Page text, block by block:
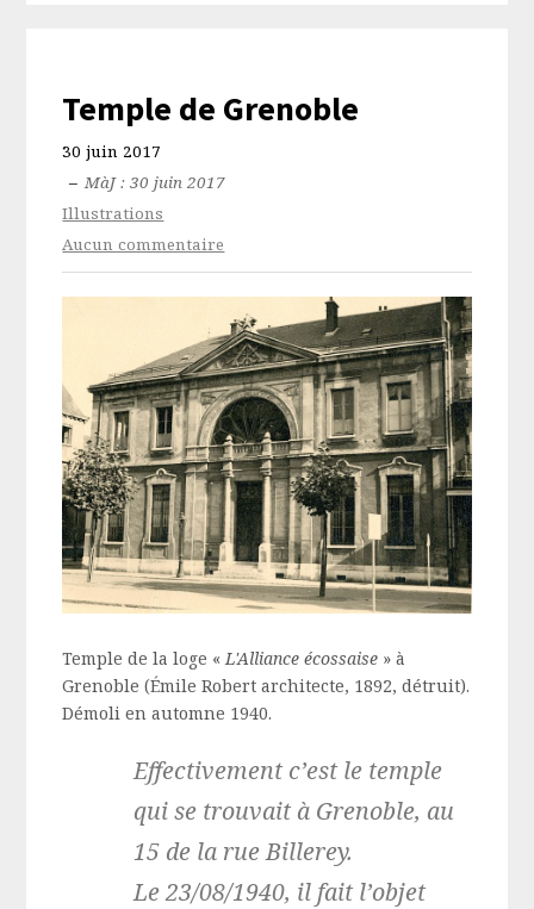
Temple de Grenoble
30 juin 2017
–MàJ : 30 juin 2017
Illustrations
Aucun commentaire
Temple de la loge «L'Alliance écossaise » à
Grenoble (Émile Robert architecte, 1892, détruit).
Démoli en automne 1940.
Effectivement c’est le temple
qui se trouvait à Grenoble, au
15 de la rue Billerey.
Le 23/08/1940, il fait l’objet